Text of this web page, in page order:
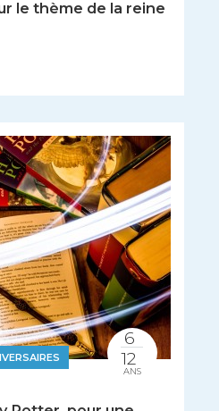
le thème de la reine
6
12
ANS